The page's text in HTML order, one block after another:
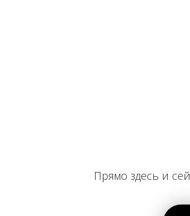
Все это вызвало
построенный в 1915 году
Прямо здесь и